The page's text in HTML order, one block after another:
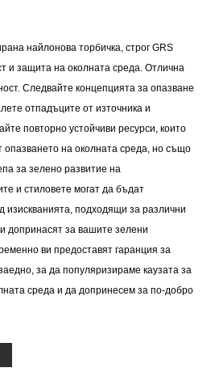
найлонова торбичка, строг GRS
и защита на околната среда. Отлична
Следвайте концепцията за опазване
отпадъците от източника и
повторно устойчиви ресурси, които
опазването на околната среда, но също
за зелено развитие на
и стиловете могат да бъдат
изискванията, подходящи за различни
допринасят за вашите зелени
ви предоставят гаранция за
за да популяризираме каузата за
среда и да допринесем за по-добро